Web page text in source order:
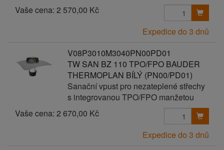
Vaše cena: 2 570,00 Kč
Expedice do 3 dnů
V08P3010M3040PN00PD01
TW SAN BZ 110 TPO/FPO BAUDER
THERMOPLAN BÍLÝ (PN00/PD01)
Sanační vpust pro nezateplené střechy
s integrovanou TPO/FPO manžetou
Vaše cena: 2 670,00 Kč
Expedice do 3 dnů